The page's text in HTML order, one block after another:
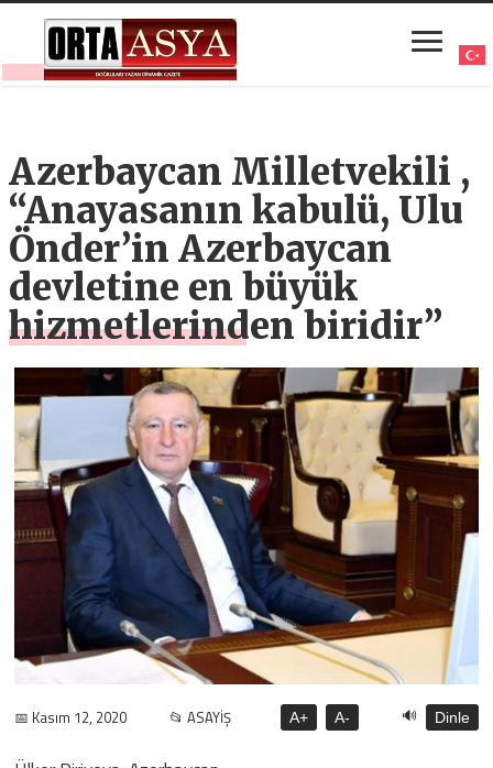
Azerbaycan Milletvekili ,
“Anayasanın kabulü, Ulu
Önder’in Azerbaycan
devletine en büyük
hizmetlerinden biridir”
📅 Kasım 12, 2020 📂 ASAYİŞ A+ A- 🔊 Dinle